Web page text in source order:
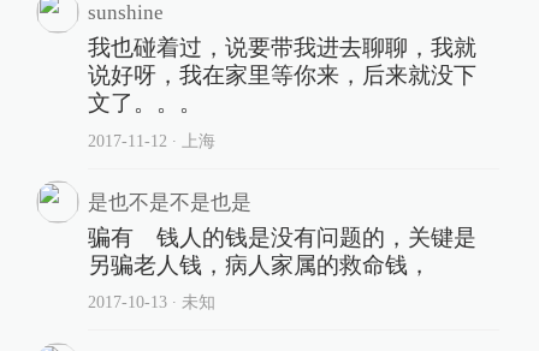
sunshine
我也碰着过，说要带我进去聊聊，我就
说好呀，我在家里等你来，后来就没下
文了。。。
2017-11-12 ∙ 上海
是也不是不是也是
骗有 钱人的钱是没有问题的，关键是
另骗老人钱，病人家属的救命钱，
2017-10-13∙ 未知